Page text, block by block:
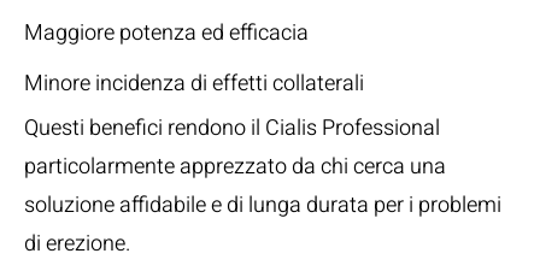
Maggiore potenza ed efficacia
Minore incidenza di effetti collaterali
Questi benefici rendono il Cialis Professional
particolarmente apprezzato da chi cerca una
soluzione affidabile e di lunga durata per i problemi
di erezione.